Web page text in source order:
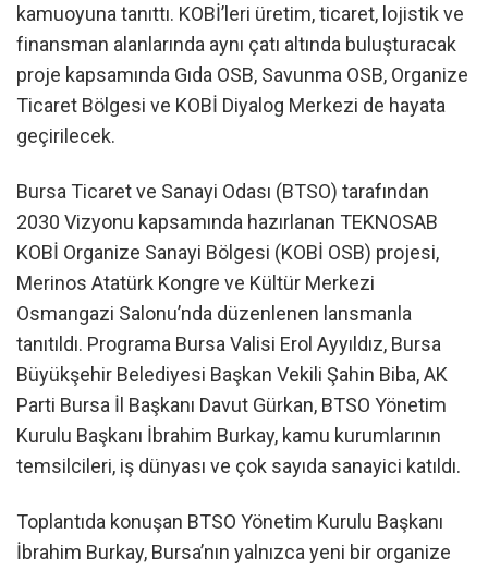
kamuoyuna tanıttı. KOBİ’leri üretim, ticaret, lojistik ve
finansman alanlarında aynı çatı altında buluşturacak
proje kapsamında Gıda OSB, Savunma OSB, Organize
Ticaret Bölgesi ve KOBİ Diyalog Merkezi de hayata
geçirilecek.
Bursa Ticaret ve Sanayi Odası (BTSO) tarafından
2030 Vizyonu kapsamında hazırlanan TEKNOSAB
KOBİ Organize Sanayi Bölgesi (KOBİ OSB) projesi,
Merinos Atatürk Kongre ve Kültür Merkezi
Osmangazi Salonu’nda düzenlenen lansmanla
tanıtıldı. Programa Bursa Valisi Erol Ayyıldız, Bursa
Büyükşehir Belediyesi Başkan Vekili Şahin Biba, AK
Parti Bursa İl Başkanı Davut Gürkan, BTSO Yönetim
Kurulu Başkanı İbrahim Burkay, kamu kurumlarının
temsilcileri, iş dünyası ve çok sayıda sanayici katıldı.
Toplantıda konuşan BTSO Yönetim Kurulu Başkanı
İbrahim Burkay, Bursa’nın yalnızca yeni bir organize